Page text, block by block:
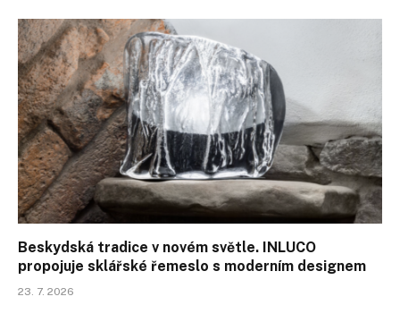
Beskydská tradice v novém světle. INLUCO
propojuje sklářské řemeslo s moderním designem
23. 7. 2026